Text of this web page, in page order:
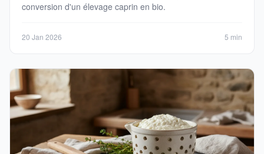
conversion d'un élevage caprin en bio.
20 Jan 2026 5 min